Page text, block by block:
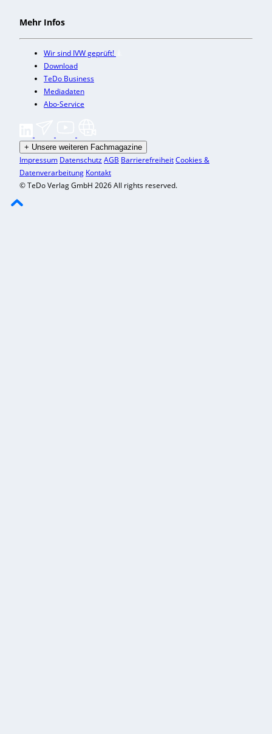
Mehr Infos
Wir sind IVW geprüft!
Download
TeDo Business
Mediadaten
Abo-Service
+ Unsere weiteren Fachmagazine
Impressum DatenschutzAGB BarrierefreiheitCookies &
Datenverarbeitung Kontakt
© TeDo Verlag GmbH 2026 All rights reserved.